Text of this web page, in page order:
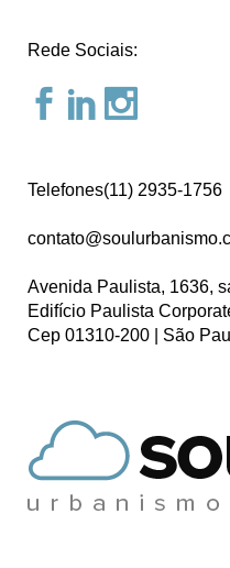
Rede Sociais:
Telefones(11) 2935-1756
Avenida Paulista, 1636,
Edifício Paulista
Cep 01310-200 | São